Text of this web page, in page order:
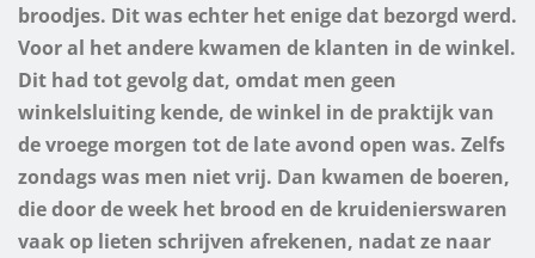
broodjes. Dit was echter het enige dat bezorgd werd.
Voor al het andere kwamen de klanten in de winkel.
Dit had tot gevolg dat, omdat men geen
winkelsluiting kende, de winkel in de praktijk van
de vroege morgen tot de late avond open was. Zelfs
zondags was men niet vrij. Dan kwamen de boeren,
die door de week het brood en de kruidenierswaren
vaak op lieten schrijven afrekenen, nadat ze naar